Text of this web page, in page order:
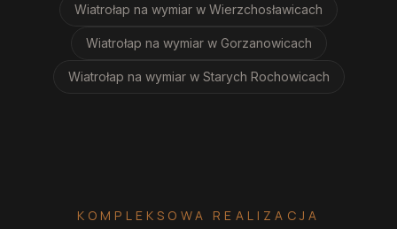
Wiatrołap na wymiar w Wierzchosławicach
Wiatrołap na wymiar w Gorzanowicach
Wiatrołap na wymiar w Starych Rochowicach
KOMPLEKSOWA REALIZACJA